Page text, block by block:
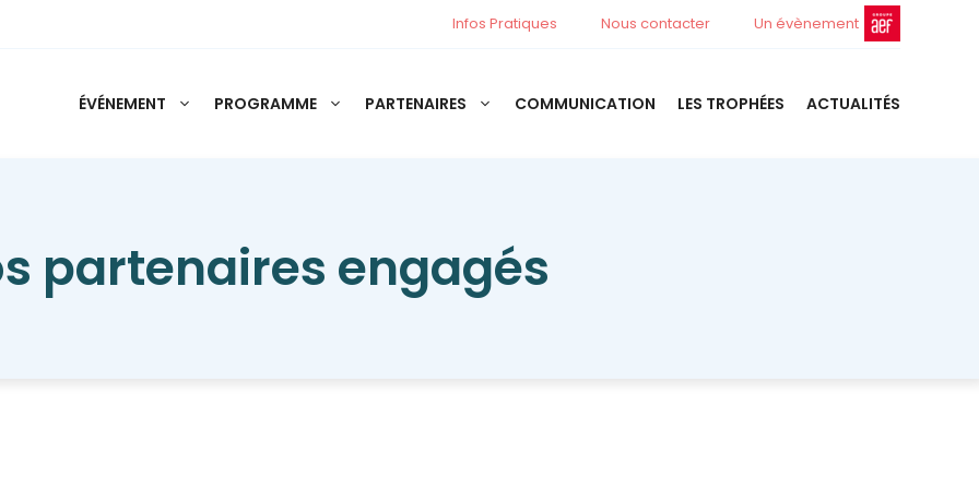
Infos Pratiques Nous contacter Un évènement
ÉVÉNEMENT PROGRAMME PARTENAIRES COMMUNICATION LES TROPHÉES ACTUALITÉS
partenaires engagés